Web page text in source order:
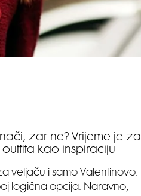
zar ne? Vrijeme je za
kao inspiraciju
veljaču i samo Valentinovo.
logična opcija. Naravno,